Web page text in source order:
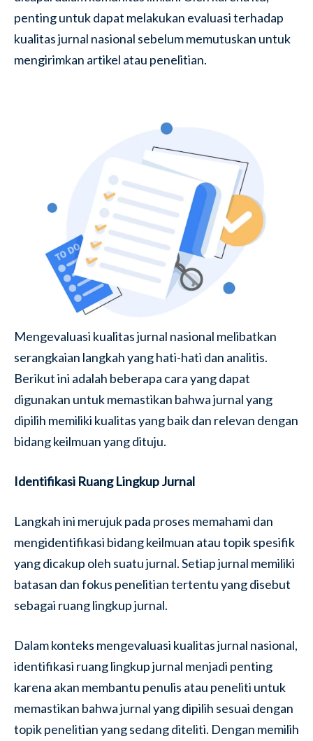
penting untuk dapat melakukan evaluasi terhadap
kualitas jurnal nasional sebelum memutuskan untuk
mengirimkan artikel atau penelitian.
Mengevaluasi kualitas jurnal nasional melibatkan
serangkaian langkah yang hati-hati dan analitis.
Berikut ini adalah beberapa cara yang dapat
digunakan untuk memastikan bahwa jurnal yang
dipilih memiliki kualitas yang baik dan relevan dengan
bidang keilmuan yang dituju.
Identifikasi Ruang Lingkup Jurnal
Langkah ini merujuk pada proses memahami dan
mengidentifikasi bidang keilmuan atau topik spesifik
yang dicakup oleh suatu jurnal. Setiap jurnal memiliki
batasan dan fokus penelitian tertentu yang disebut
sebagai ruang lingkup jurnal.
Dalam konteks mengevaluasi kualitas jurnal nasional,
identifikasi ruang lingkup jurnal menjadi penting
karena akan membantu penulis atau peneliti untuk
memastikan bahwa jurnal yang dipilih sesuai dengan
topik penelitian yang sedang diteliti. Dengan memilih